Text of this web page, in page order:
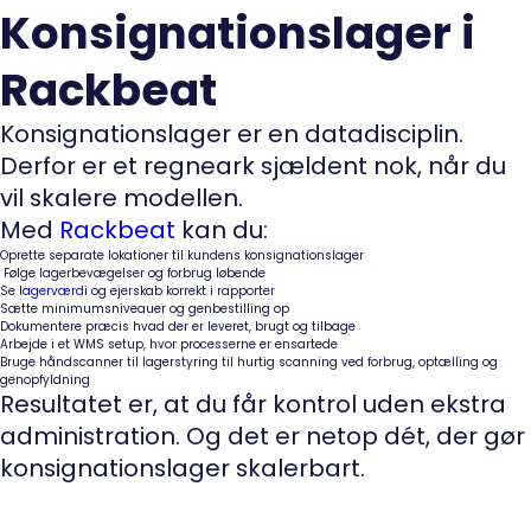
Konsignationslager i
Rackbeat
Konsignationslager er en datadisciplin.
Derfor er et regneark sjældent nok, når du
vil skalere modellen.
Med Rackbeat kan du:
Oprette separate lokationer til kundens konsignationslager
Følge lagerbevægelser og forbrug løbende
Se lagerværdi og ejerskab korrekt i rapporter
Sætte minimumsniveauer og genbestilling op
Dokumentere præcis hvad der er leveret, brugt og tilbage
Arbejde i et WMS setup, hvor processerne er ensartede
Bruge håndscanner til lagerstyring til hurtig scanning ved forbrug, optælling og
genopfyldning
Resultatet er, at du får kontrol uden ekstra
administration. Og det er netop dét, der gør
konsignationslager skalerbart.